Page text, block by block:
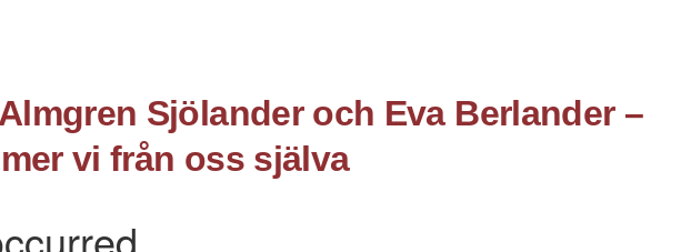
Sjölander och Eva Berlander –
vi från oss själva